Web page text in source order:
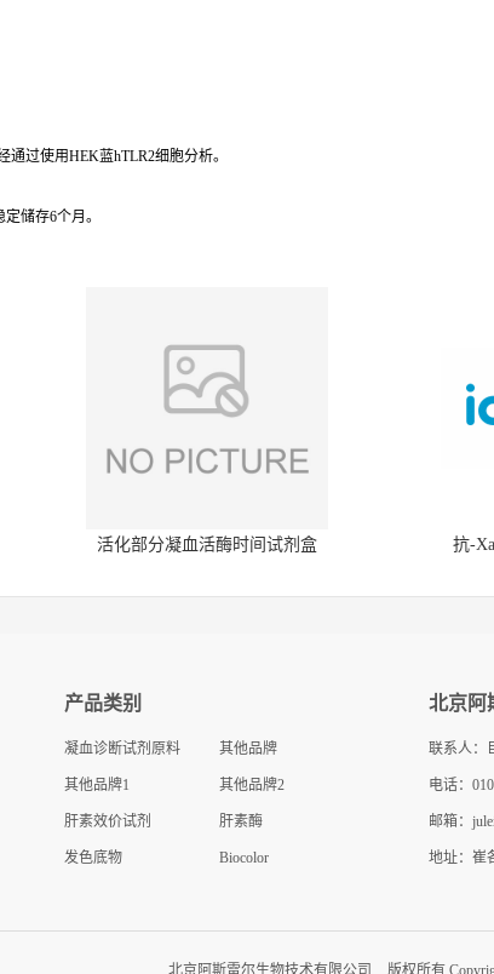
过使用HEK蓝hTLR2细胞分析。
储存6个月。
活化部分凝血活酶时间试剂盒 抗-
产品类别
凝血诊断试剂原料 其他品牌
其他品牌1 其他品牌2
肝素效价试剂 肝素酶
发色底物 Biocolor
北京阿
联系人：
电话：
邮箱：
地址：崔
北京阿斯雷尔生物技术有限公司 版权所有